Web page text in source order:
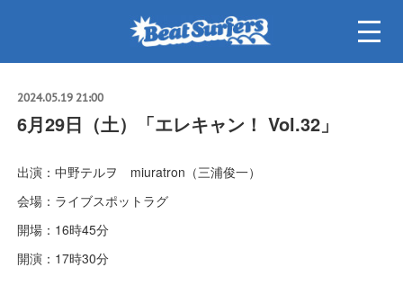
2024.05.19 21:00
6月29日（土）「エレキャン！ Vol.32」
出演：中野テルヲ miuratron（三浦俊一）
会場：ライブスポットラグ
開場：16時45分
開演：17時30分